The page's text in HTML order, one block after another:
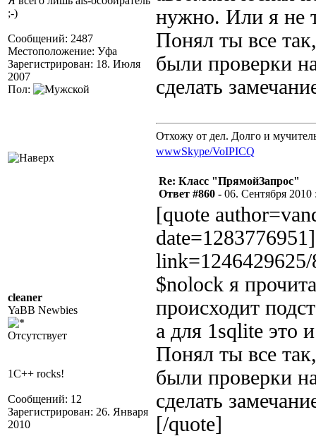
;-)
Сообщений: 2487
Местоположение: Уфа
Зарегистрирован: 18. Июля
2007
Пол:
нужно. Или я не
Понял ты все
были проверки
сделать
Отхожу от дел. Долго и
wwwSkype/VoIPICQ
cleaner
YaBB Newbies
Отсутствует
1C++ rocks!
Сообщений: 12
Зарегистрирован: 26. Января
2010
Re: Класс "ПрямойЗапрос"
Ответ #860 - 06. Сентября 2010
[quote
$nolock я
происходит
а для 1sqlite это
Понял ты все
были проверки
сделать
[/quote]